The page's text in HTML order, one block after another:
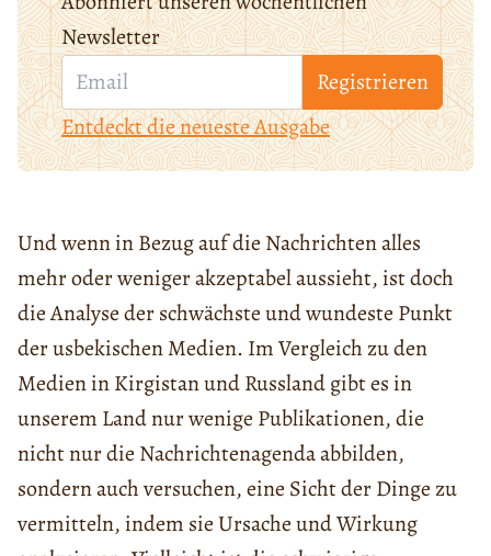
Newsletter
Registrieren
Entdeckt die neueste Ausgabe
Und wenn in Bezug auf die Nachrichten alles
mehr oder weniger akzeptabel aussieht, ist doch
die Analyse der schwächste und wundeste Punkt
der usbekischen Medien. Im Vergleich zu den
Medien in Kirgistan und Russland gibt es in
unserem Land nur wenige Publikationen, die
nicht nur die Nachrichtenagenda abbilden,
sondern auch versuchen, eine Sicht der Dinge zu
vermitteln, indem sie Ursache und Wirkung